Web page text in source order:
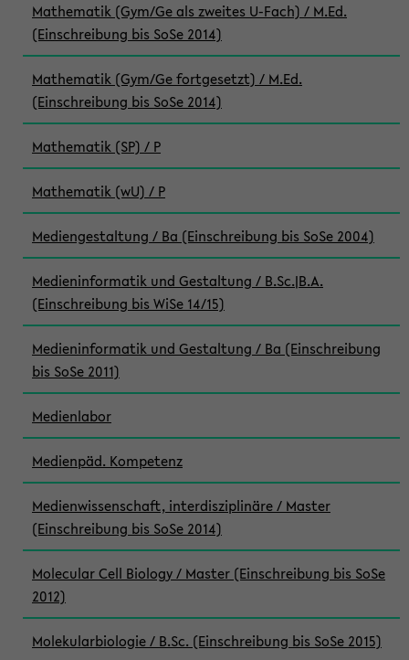
Mathematik (Gym/Ge als zweites U-Fach) / M.Ed.
(Einschreibung bis SoSe 2014)
Mathematik (Gym/Ge fortgesetzt) / M.Ed.
(Einschreibung bis SoSe 2014)
Mathematik (SP) / P
Mathematik (wU) / P
Mediengestaltung / Ba (Einschreibung bis SoSe 2004)
Medieninformatik und Gestaltung / B.Sc.|B.A.
(Einschreibung bis WiSe 14/15)
Medieninformatik und Gestaltung / Ba (Einschreibung
bis SoSe 2011)
Medienlabor
Medienpäd. Kompetenz
Medienwissenschaft, interdisziplinäre / Master
(Einschreibung bis SoSe 2014)
Molecular Cell Biology / Master (Einschreibung bis SoSe
2012)
Molekularbiologie / B.Sc. (Einschreibung bis SoSe 2015)